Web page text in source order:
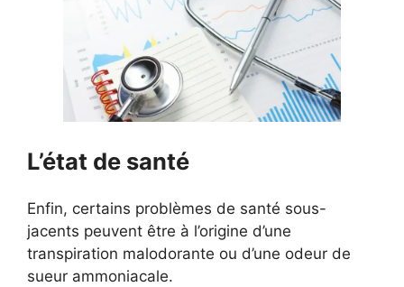
L’état de santé
Enfin, certains problèmes de santé sous-
jacents peuvent être à l’origine d’une
transpiration malodorante ou d’une odeur de
sueur ammoniacale.